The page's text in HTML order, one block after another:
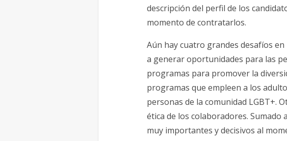
descripción del perfil de los
momento de contratarlos.
Aún hay cuatro grandes desafíos
a generar oportunidades para las
programas para promover la
programas que empleen a los
personas de la comunidad LGBT+.
ética de los colaboradores. Sumado
muy importantes y decisivos al